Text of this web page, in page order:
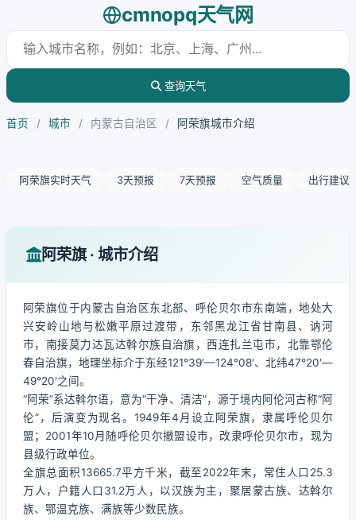
cmnopq天气网
查询天气
首页 / 城市 / 内蒙古自治区 / 阿荣旗城市介绍
阿荣旗实时天气 3天预报 7天预报 空气质量 出行建议
阿荣旗 · 城市介绍
阿荣旗位于内蒙古自治区东北部、呼伦贝尔市东南端，地处大
兴安岭山地与松嫩平原过渡带，东邻黑龙江省甘南县、讷河
市，南接莫力达瓦达斡尔族自治旗，西连扎兰屯市，北靠鄂伦
春自治旗，地理坐标介于东经121°39′—124°08′、北纬47°20′—
49°20′之间。
“阿荣”系达斡尔语，意为“干净、清洁”，源于境内阿伦河古称“阿
伦”，后演变为现名。1949年4月设立阿荣旗，隶属呼伦贝尔
盟；2001年10月随呼伦贝尔撤盟设市，改隶呼伦贝尔市，现为
县级行政单位。
全旗总面积13665.7平方千米，截至2022年末，常住人口25.3
万人，户籍人口31.2万人，以汉族为主，聚居蒙古族、达斡尔
族、鄂温克族、满族等少数民族。